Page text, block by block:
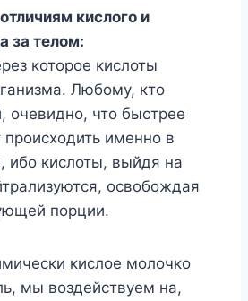
кислого и
за телом:
которое кислоты
Любому, кто
очевидно, что быстрее
именно в
ибо кислоты, выйдя на
освобождая
порции.
кислое молочко
мы воздействуем на,